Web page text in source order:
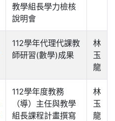
教學組長學力檢核
說明會
112學年代理代課教
師研習(數學)成果
林
玉
龍
112學年度教務
（導）主任與教學
組長課程計畫撰寫
林
玉
龍